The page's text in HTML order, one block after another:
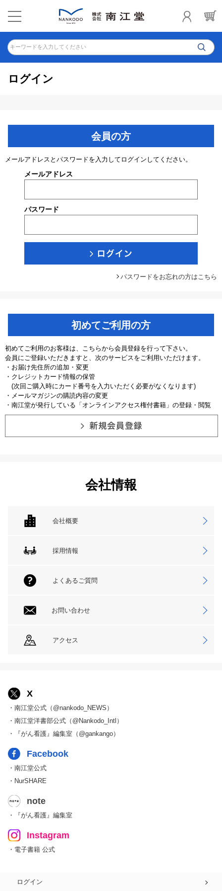
キーワードを入力してください
ログイン
会員の方
メールアドレスとパスワードを入力してログインしてください。
メールアドレス
パスワード
パスワードをお忘れの方はこちら
初めてご利用の方
初めてご利用のお客様は、こちらから会員登録を行って下さい。
会員にご登録いただきますと、次のサービスをご利用いただけます。
・お届け先住所の追加・変更
・クレジットカード情報の保管
(次回ご購入時にカード番号を入力いただく必要がなくなります)
・メールマガジンの購読内容の変更
・南江堂が発行している「オンラインアクセス権付書籍」の登録・閲覧
会社情報
会社概要
採用情報
よくあるご質問
お問い合わせ
アクセス
X
・南江堂公式（@nankodo_NEWS）
・南江堂洋書部公式（@Nankodo_Intl）
・『がん看護』編集室（@gankango）
Facebook
・南江堂公式
・NurSHARE
note
・『がん看護』編集室
Instagram
・電子書籍 公式
ログイン